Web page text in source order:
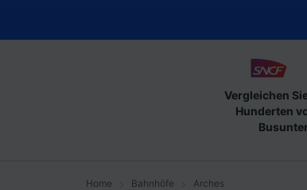
Vergleichen
Hunderten
Home Bahnhöfe Arches